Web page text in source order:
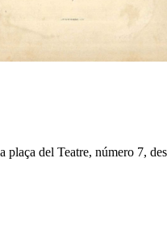
plaça del Teatre, número 7,